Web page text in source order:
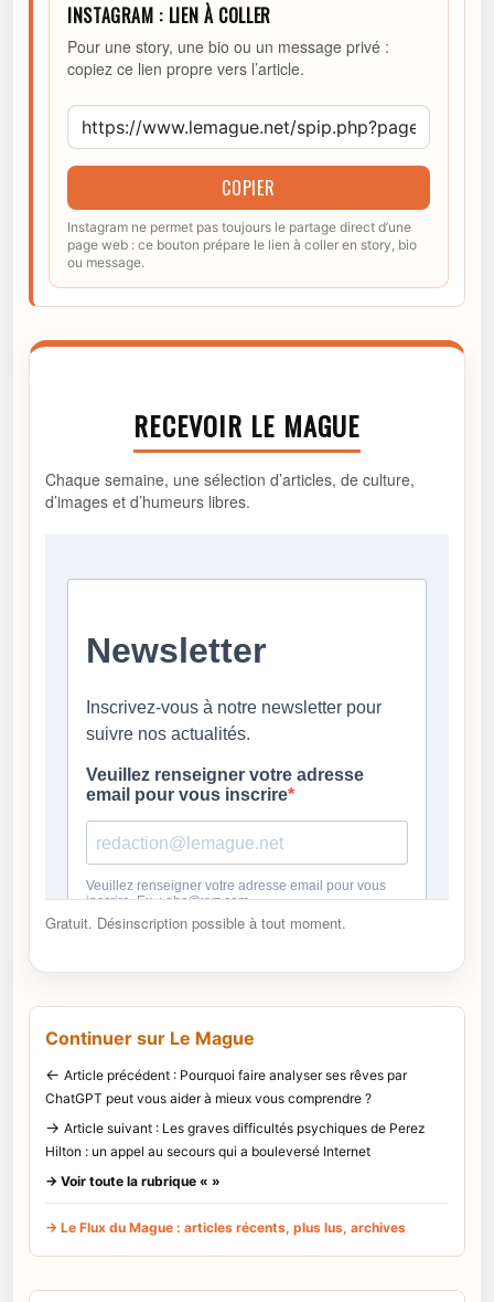
INSTAGRAM : LIEN À COLLER
Pour une story, une bio ou un message privé :
copiez ce lien propre vers l’article.
COPIER
Instagram ne permet pas toujours le partage direct d’une
page web : ce bouton prépare le lien à coller en story, bio
ou message.
RECEVOIR LE MAGUE
Chaque semaine, une sélection d’articles, de culture,
d’images et d’humeurs libres.
Gratuit. Désinscription possible à tout moment.
Continuer sur Le Mague
← Article précédent : Pourquoi faire analyser ses rêves par
ChatGPT peut vous aider à mieux vous comprendre ?
→ Article suivant : Les graves difficultés psychiques de Perez
Hilton : un appel au secours qui a bouleversé Internet
→ Voir toute la rubrique « »
→ Le Flux du Mague : articles récents, plus lus, archives